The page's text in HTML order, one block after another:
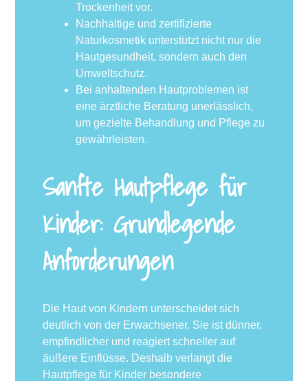
Trockenheit vor.
Nachhaltige und zertifizierte
Naturkosmetik unterstützt nicht nur die
Hautgesundheit, sondern auch den
Umweltschutz.
Bei anhaltenden Hautproblemen ist
eine ärztliche Beratung unerlässlich,
um gezielte Behandlung und Pflege zu
gewährleisten.
Sanfte Hautpflege für
Kinder: Grundlegende
Anforderungen
Die Haut von Kindern unterscheidet sich
deutlich von der Erwachsener. Sie ist dünner,
empfindlicher und reagiert schneller auf
äußere Einflüsse. Deshalb verlangt die
Hautpflege für Kinder besondere